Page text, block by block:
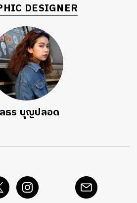
DESIGNER
ธร บุญปลอด